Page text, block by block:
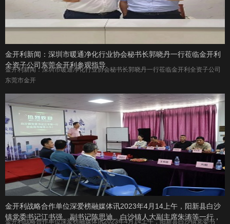
金开利新闻：深圳市暖通净化行业协会秘书长郭晓丹一行莅临金开利
全资子公司东莞金开利参观指导
金开利新闻：深圳市暖通净化行业协会秘书长郭晓丹一行莅临金开利全资子公司
东莞市金开
金开利战略合作单位深爱榜融媒体讯2023年4月14上午，阳新县白沙
镇党委书记江书强、副书记陈思迪、白沙镇人大副主席朱涛等一行，
金开利战略合作单位深爱榜融媒体讯2023年4月14上午，阳新县白沙镇党委书